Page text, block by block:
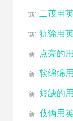
[新] 二茂用
[新] 犰狳用
[新] 点亮的
[新] 软绵绵
[新] 短缺的
[新] 伎俩用